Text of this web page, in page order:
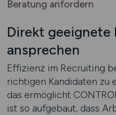
Beratung anfordern
Direkt geeignete
ansprechen
Effizienz im Recruiting
richtigen Kandidaten zu
das ermöglicht
ist so aufgebaut, dass